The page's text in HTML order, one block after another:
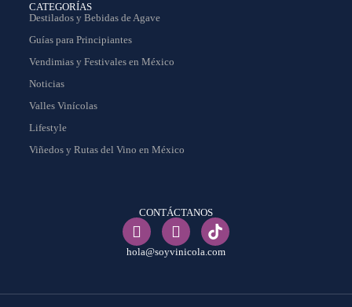
CATEGORÍAS
Destilados y Bebidas de Agave
Guías para Principiantes
Vendimias y Festivales en México
Noticias
Valles Vinícolas
Lifestyle
Viñedos y Rutas del Vino en México
CONTÁCTANOS
hola@soyvinicola.com